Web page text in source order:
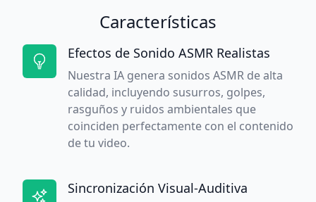
Características
Efectos de Sonido ASMR Realistas
Nuestra IA genera sonidos ASMR de alta
calidad, incluyendo susurros, golpes,
rasguños y ruidos ambientales que
coinciden perfectamente con el contenido
de tu video.
Sincronización Visual-Auditiva